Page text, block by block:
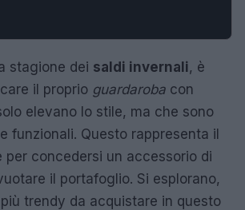
stagione dei saldi invernali, è
il proprio guardaroba con
elevano lo stile, ma che sono
funzionali. Questo rappresenta il
per concedersi un accessorio di
il portafoglio. Si esplorano,
trendy da acquistare in questo